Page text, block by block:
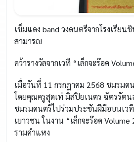
เข็มแดง band วงดนตรีจากโรงเรียน
สามารถ!
คว้ารางวัลจากเวที “เล็กจะร๊อค
เมื่อวันที่ 11 กรกฎาคม 2568 ชมรมด
โดยคุณครูสุดเท่ มิสปิยเนตร ฉัตรรัตน
ชมรมดนตรีไปร่วมประชันฝีมือบนเว
เยาวชน ในงาน “เล็กจะร๊อค
รามคำแหง